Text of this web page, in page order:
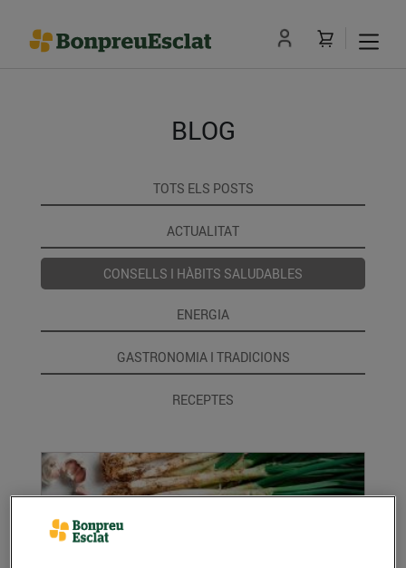
BLOG
TOTS ELS POSTS
ACTUALITAT
CONSELLS I HÀBITS SALUDABLES
ENERGIA
GASTRONOMIA I TRADICIONS
RECEPTES